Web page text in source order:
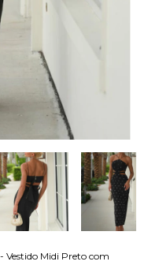
Vestido Midi Preto com